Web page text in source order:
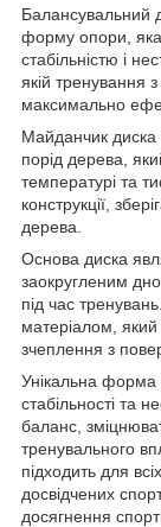
Балансувальний
форму опори, яка
стабільністю і
якій тренування
максимально
Майданчик диска
порід дерева,
температурі та
конструкції,
дерева.
Основа диска
заокругленим
під час
матеріалом,
зчеплення з
Унікальна
стабільності та
баланс,
тренувального
підходить для
досвідчених
досягнення